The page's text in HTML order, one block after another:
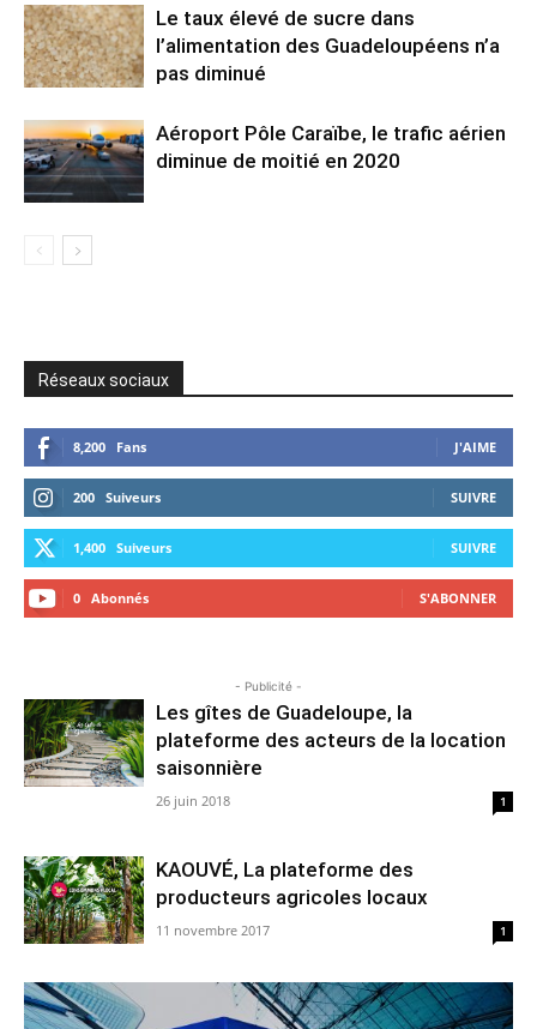
Le taux élevé de sucre dans
l’alimentation des Guadeloupéens n’a
pas diminué
Aéroport Pôle Caraïbe, le trafic aérien
diminue de moitié en 2020
Réseaux sociaux
8,200 Fans J'AIME
200 Suiveurs SUIVRE
1,400 Suiveurs SUIVRE
0 Abonnés S'ABONNER
- Publicité -
Les gîtes de Guadeloupe, la
plateforme des acteurs de la location
saisonnière
26 juin 2018 1
KAOUVÉ, La plateforme des
producteurs agricoles locaux
11 novembre 2017 1